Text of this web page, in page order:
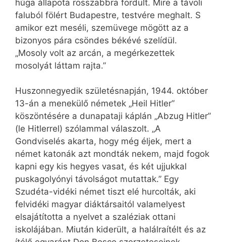
húga állapota rosszabbra fordult. Mire a távoli
faluból fölért Budapestre, testvére meghalt. S
amikor ezt meséli, szemüvege mögött az a
bizonyos pára csöndes békévé szelídül.
„Mosoly volt az arcán, a megérkezettek
mosolyát láttam rajta.”
Huszonnegyedik születésnapján, 1944. október
13-án a menekülő németek „Heil Hitler”
köszöntésére a dunapataji káplán „Abzug Hitler”
(le Hitlerrel) szólammal válaszolt. „A
Gondviselés akarta, hogy még éljek, mert a
német katonák azt mondták nekem, majd fogok
kapni egy kis hegyes vasat, és két ujjukkal
puskagolyónyi távolságot mutattak.” Egy
Szudéta-vidéki német tiszt elé hurcolták, aki
felvidéki magyar diáktársaitól valamelyest
elsajátította a nyelvet a szaléziak ottani
iskolájában. Miután kiderült, a halálraítélt és az